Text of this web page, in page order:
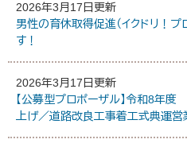
2026年3月17日更新
男性の育休取得促進（イクドリ！プ
す！
2026年3月17日更新
【公募型プロポーザル】令和8年
上げ／道路改良工事着工式典運